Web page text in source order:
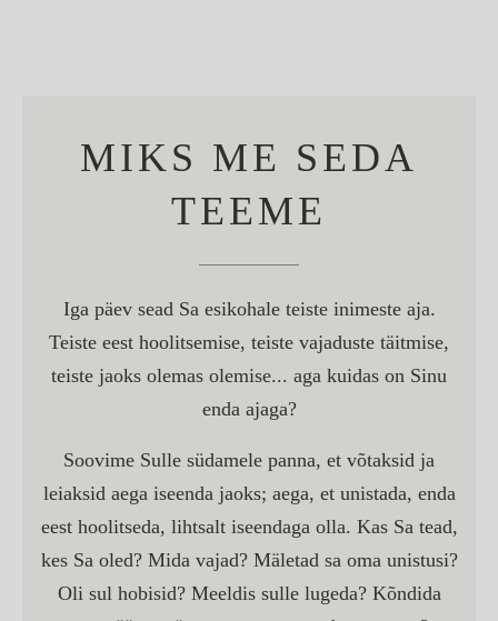
MIKS ME SEDA
TEEME
Iga päev sead Sa esikohale teiste inimeste aja.
Teiste eest hoolitsemise, teiste vajaduste täitmise,
teiste jaoks olemas olemise... aga kuidas on Sinu
enda ajaga?
Soovime Sulle südamele panna, et võtaksid ja
leiaksid aega iseenda jaoks; aega, et unistada, enda
eest hoolitseda, lihtsalt iseendaga olla. Kas Sa tead,
kes Sa oled? Mida vajad? Mäletad sa oma unistusi?
Oli sul hobisid? Meeldis sulle lugeda? Kõndida